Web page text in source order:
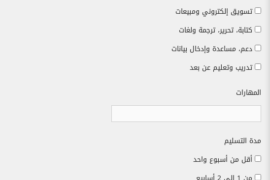
تسويق إلكتروني ومبيعات
كتابة، تحرير، ترجمة ولغات
دعم، مساعدة وإدخال بيانات
تدريب وتعليم عن بعد
المهارات
مدة التسليم
أقل من أسبوع واحد